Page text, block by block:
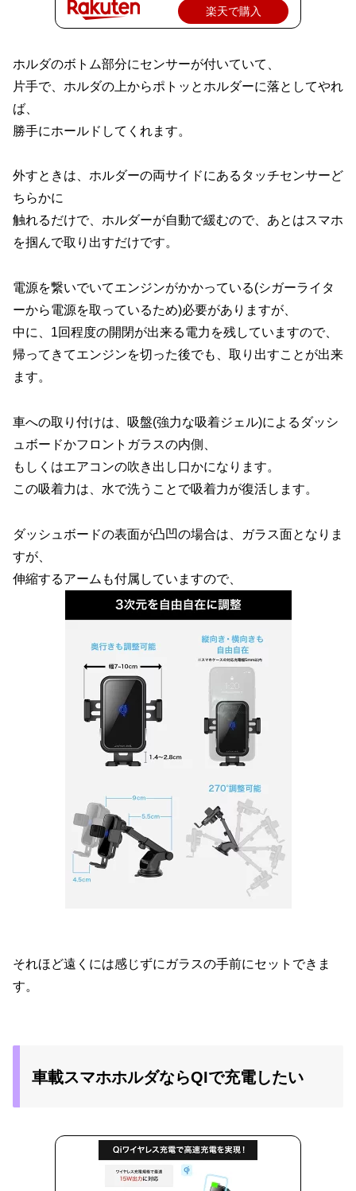
楽天で購入
ホルダのボトム部分にセンサーが付いていて、
片手で、ホルダの上からポトッとホルダーに落としてやれ
ば、
勝手にホールドしてくれます。
外すときは、ホルダーの両サイドにあるタッチセンサーど
ちらかに
触れるだけで、ホルダーが自動で緩むので、あとはスマホ
を掴んで取り出すだけです。
電源を繋いでいてエンジンがかかっている(シガーライタ
ーから電源を取っているため)必要がありますが、
中に、1回程度の開閉が出来る電力を残していますので、
帰ってきてエンジンを切った後でも、取り出すことが出来
ます。
車への取り付けは、吸盤(強力な吸着ジェル)によるダッシ
ュボードかフロントガラスの内側、
もしくはエアコンの吹き出し口かになります。
この吸着力は、水で洗うことで吸着力が復活します。
ダッシュボードの表面が凸凹の場合は、ガラス面となりま
すが、
伸縮するアームも付属していますので、
それほど遠くには感じずにガラスの手前にセットできま
す。
車載スマホホルダならQIで充電したい